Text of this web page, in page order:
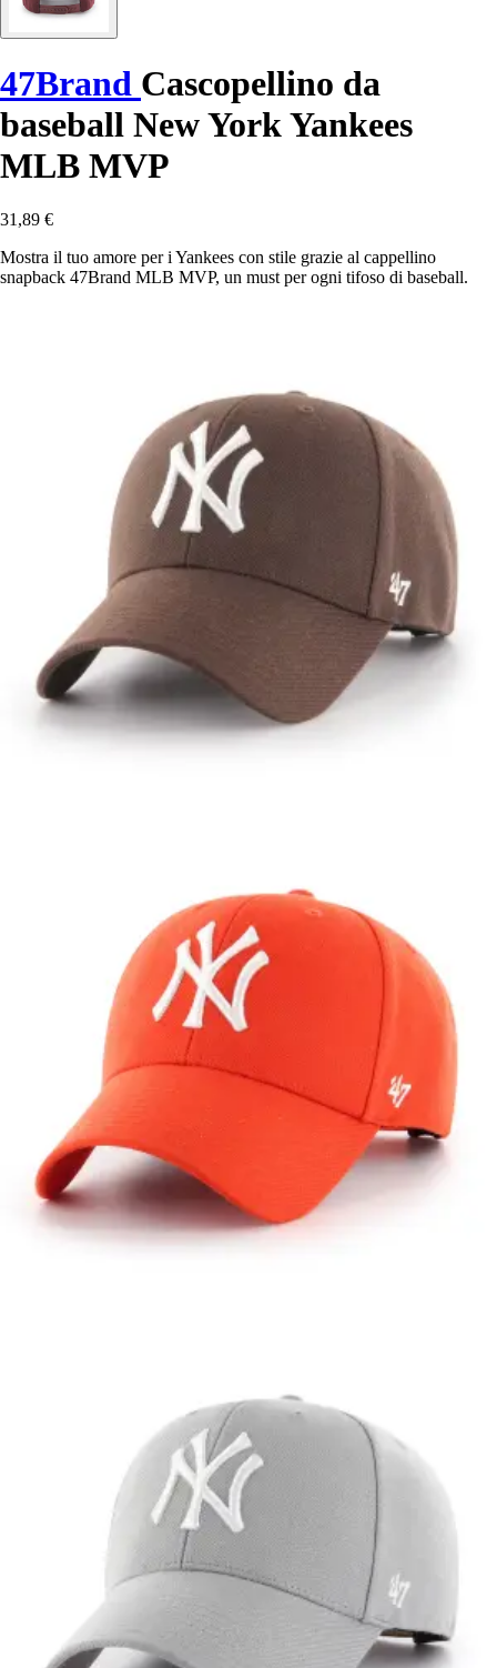
47Brand Cascopellino da
baseball New York Yankees
MLB MVP
31,89 €
Mostra il tuo amore per i Yankees con stile grazie al cappellino
snapback 47Brand MLB MVP, un must per ogni tifoso di baseball.